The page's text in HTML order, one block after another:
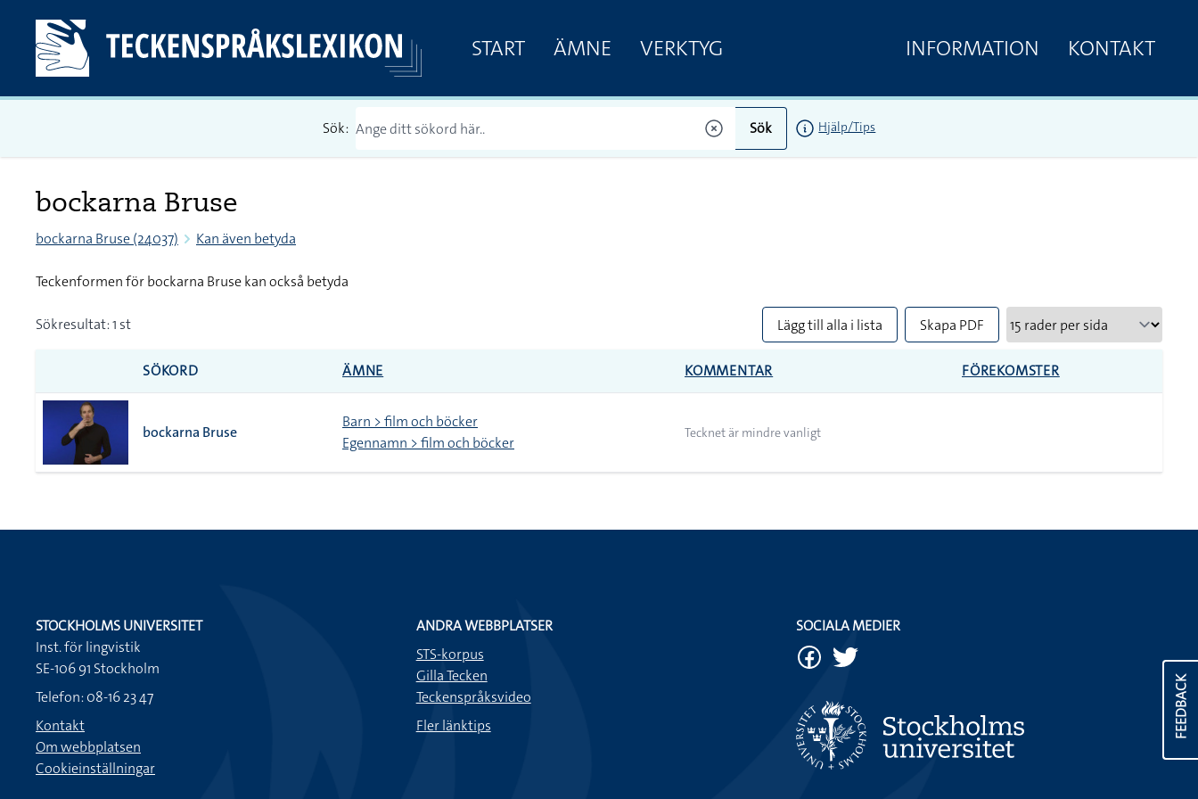
START ÄMNE VERKTYG INFORMATION KONTAKT
Sök: Sök Hjälp/Tips
bockarna Bruse
bockarna Bruse (24037) Kan även betyda
Teckenformen för bockarna Bruse kan också betyda
Sökresultat: 1 st Lägg till alla i lista Skapa PDF
SÖKORD ÄMNE KOMMENTAR FÖREKOMSTER
bockarna Bruse
Barn > film och böcker
Egennamn > film och böcker
Tecknet är mindre vanligt
FEEDBACK
STOCKHOLMS UNIVERSITET
Inst. för lingvistik
SE-106 91 Stockholm
Telefon: 08-16 23 47
Kontakt
Om webbplatsen
Cookieinställningar
ANDRA WEBBPLATSER
STS-korpus
Gilla Tecken
Teckenspråksvideo
Fler länktips
SOCIALA MEDIER